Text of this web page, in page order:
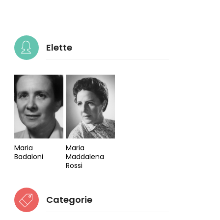
Elette
Maria
Badaloni
Maria
Maddalena
Rossi
Categorie